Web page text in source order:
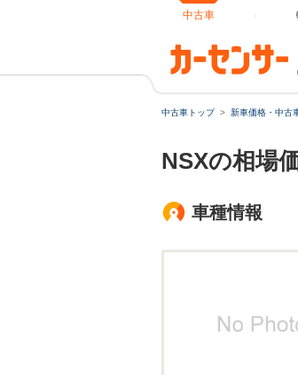
中古車
中古車トップ 新車価格・中古
NSXの相場
車種情報